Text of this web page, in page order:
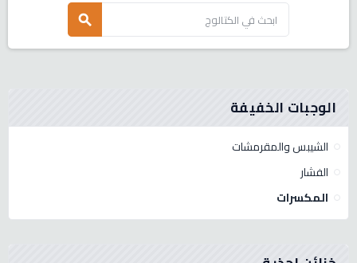
الوجبات الخفيفة
الشيبس والمقرمشات
الفشار
المكسرات
search